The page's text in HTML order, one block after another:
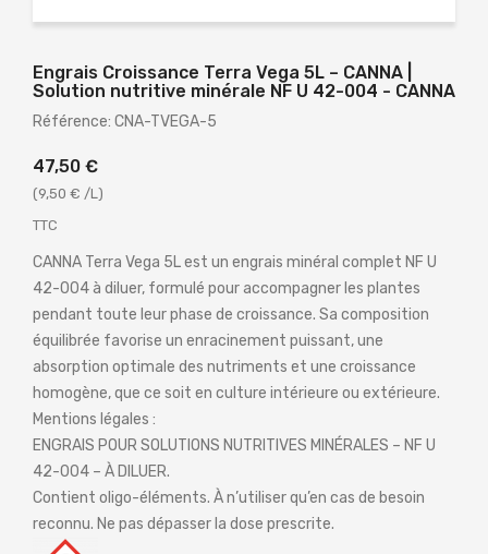
Engrais Croissance Terra Vega 5L – CANNA |
Solution nutritive minérale NF U 42-004 - CANNA
Référence: CNA-TVEGA-5
47,50 €
(9,50 € /L)
TTC
CANNA Terra Vega 5L est un engrais minéral complet NF U
42-004 à diluer, formulé pour accompagner les plantes
pendant toute leur phase de croissance. Sa composition
équilibrée favorise un enracinement puissant, une
absorption optimale des nutriments et une croissance
homogène, que ce soit en culture intérieure ou extérieure.
Mentions légales :
ENGRAIS POUR SOLUTIONS NUTRITIVES MINÉRALES – NF U
42-004 – À DILUER.
Contient oligo-éléments. À n’utiliser qu’en cas de besoin
reconnu. Ne pas dépasser la dose prescrite.